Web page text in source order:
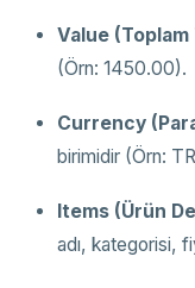
Value
(Örn: 1450.00).
Currency
birimidir (Örn:
Items (Ürün
adı, kategorisi,